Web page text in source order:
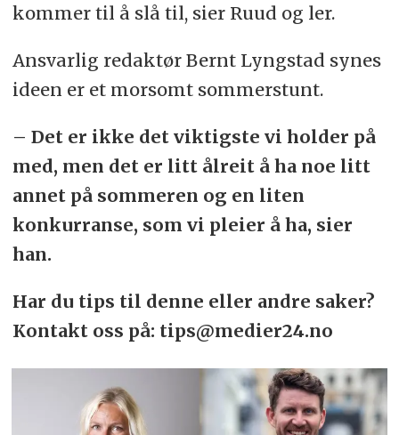
kommer til å slå til, sier Ruud og ler.
Ansvarlig redaktør Bernt Lyngstad synes
ideen er et morsomt sommerstunt.
– Det er ikke det viktigste vi holder på
med, men det er litt ålreit å ha noe litt
annet på sommeren og en liten
konkurranse, som vi pleier å ha, sier
han.
Har du tips til denne eller andre saker?
Kontakt oss på: tips@medier24.no